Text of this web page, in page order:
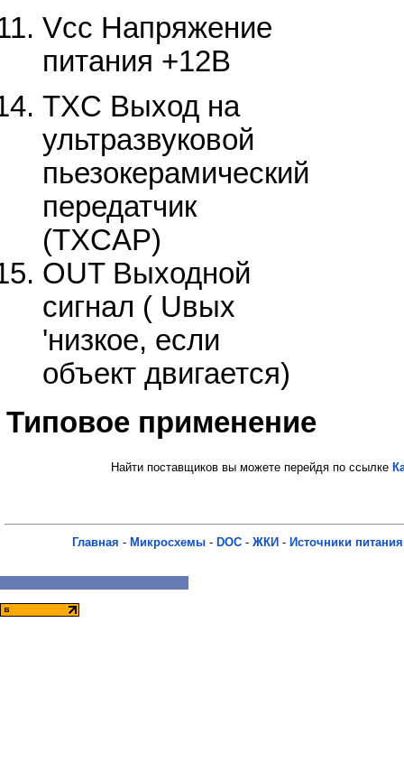
Vcc Напряжение
питания +12В
TXC Выход на
ультразвуковой
пьезокерамический
передатчик
(TXCAP)
OUT Выходной
сигнал ( Uвых
'низкое, если
объект двигается)
Типовое применение
Найти поставщиков вы можете перейдя по ссылке
Главная - Микросхемы - DOC - ЖКИ - Источники питания